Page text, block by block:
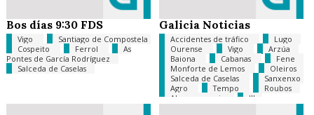
Bos días 9:30 FDS
Vigo
Santiago de Compostela
Cospeito
Ferrol
As
Pontes de García Rodríguez
Salceda de Caselas
Galicia Noticias
Accidentes de tráfico
Lugo
Ourense
Vigo
Arzúa
Baiona
Cabanas
Fene
Monforte de Lemos
Oleiros
Salceda de Caselas
Sanxenxo
Agro
Tempo
Roubos
Abusos sexuais
Illas